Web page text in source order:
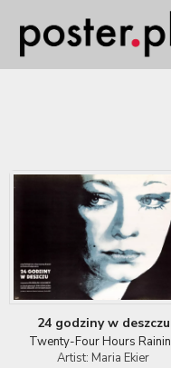
24 godziny w deszczu
Twenty-Four Hours
Artist: Maria Ekier